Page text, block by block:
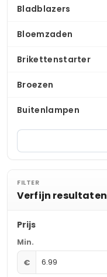
Bladblazers
Bloemzaden
Brikettenstarter
Broezen
Buitenlampen
FILTER
Verfijn resultaten
Prijs
Min.
€